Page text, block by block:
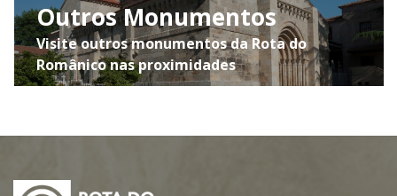
Outros Monumentos
Visite outros monumentos da Rota do
Românico nas proximidades